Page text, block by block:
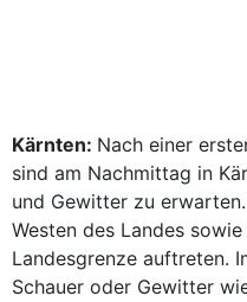
Kärnten: Nach einer
sind am Nachmittag in
und Gewitter zu
Westen des Landes
Landesgrenze auftreten.
Schauer oder Gewitter